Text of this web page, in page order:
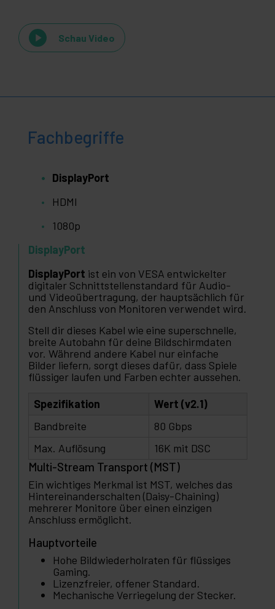
Schau Video
Fachbegriffe
DisplayPort
HDMI
1080p
DisplayPort
DisplayPort ist ein von VESA entwickelter
digitaler Schnittstellenstandard für Audio-
und Videoübertragung, der hauptsächlich für
den Anschluss von Monitoren verwendet wird.
Stell dir dieses Kabel wie eine superschnelle,
breite Autobahn für deine Bildschirmdaten
vor. Während andere Kabel nur einfache
Bilder liefern, sorgt dieses dafür, dass Spiele
flüssiger laufen und Farben echter aussehen.
Spezifikation
Wert (v2.1)
Bandbreite
80 Gbps
Max. Auflösung
16K mit DSC
Multi-Stream Transport (MST)
Ein wichtiges Merkmal ist MST, welches das
Hintereinanderschalten (Daisy-Chaining)
mehrerer Monitore über einen einzigen
Anschluss ermöglicht.
Hauptvorteile
Hohe Bildwiederholraten für flüssiges
Gaming.
Lizenzfreier, offener Standard.
Mechanische Verriegelung der Stecker.